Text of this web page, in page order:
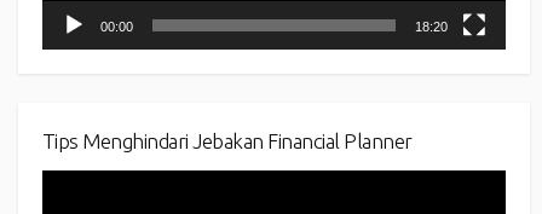
00:00 18:20
Tips Menghindari Jebakan Financial Planner